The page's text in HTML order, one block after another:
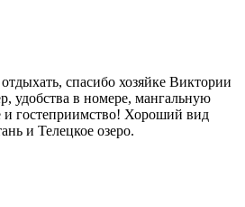
спасибо хозяйке Виктории
удобства в номере, мангальную
и гостеприимство! Хороший вид
и Телецкое озеро.